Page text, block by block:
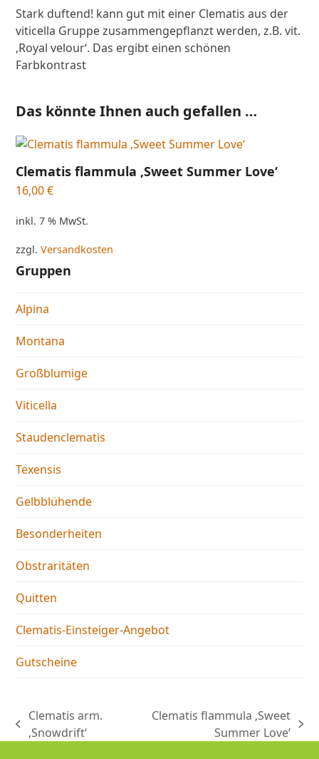
Stark duftend! kann gut mit einer Clematis aus der
viticella Gruppe zusammengepflanzt werden, z.B. vit.
‚Royal velour‘. Das ergibt einen schönen
Farbkontrast
Das könnte Ihnen auch gefallen …
Clematis flammula ‚Sweet Summer Love‘
16,00€
inkl. 7 % MwSt.
zzgl.Versandkosten
Gruppen
Alpina
Montana
Großblumige
Viticella
Staudenclematis
Texensis
Gelbblühende
Besonderheiten
Obstraritäten
Quitten
Clematis-Einsteiger-Angebot
Gutscheine
vorheriger
Clematis arm.
‚Snowdrift‘
Clematis flammula ‚Sweet
Summer Love‘